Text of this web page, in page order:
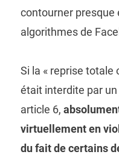
contourner presque
algorithmes de
Si la « reprise totale
était interdite par
article 6,
virtuellement en
du fait de certains